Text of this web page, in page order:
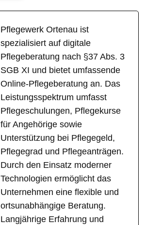
Pflegewerk Ortenau ist
spezialisiert auf digitale
Pflegeberatung nach §37 Abs. 3
SGB XI und bietet umfassende
Online-Pflegeberatung an. Das
Leistungsspektrum umfasst
Pflegeschulungen, Pflegekurse
für Angehörige sowie
Unterstützung bei Pflegegeld,
Pflegegrad und Pflegeanträgen.
Durch den Einsatz moderner
Technologien ermöglicht das
Unternehmen eine flexible und
ortsunabhängige Beratung.
Langjährige Erfahrung und